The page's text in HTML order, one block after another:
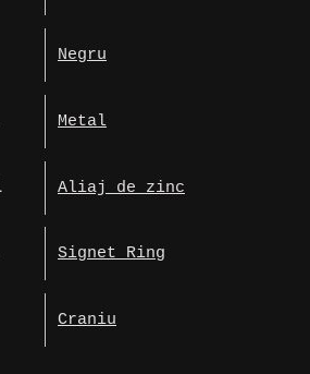
Negru
Metal
Aliaj de zinc
Signet Ring
Craniu